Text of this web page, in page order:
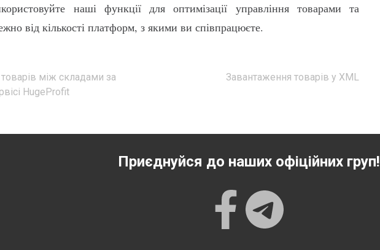
наші функції для оптимізації управління товарами та
від кількості платформ, з якими ви співпрацюєте.
між складами за
HugeProfit
Завантаження товарів у XML
Приєднуйся до наших офіційних груп!